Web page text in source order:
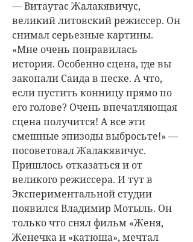
— Витаутас Жалакявичус,
великий литовский режиссер. Он
снимал серьезные картины.
«Мне очень понравилась
история. Особенно сцена, где вы
закопали Саида в песке. А что,
если пустить конницу прямо по
его голове? Очень впечатляющая
сцена получится! А все эти
смешные эпизоды выбросьте!» —
посоветовал Жалакявичус.
Пришлось отказаться и от
великого режиссера. И тут в
Экспериментальной студии
появилсяВладимир Мотыль. Он
только что снял фильм «Женя,
Женечка и «катюша», мечтал